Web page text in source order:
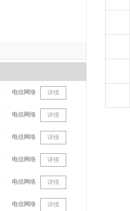
电信网络 详情
电信网络 详情
电信网络 详情
电信网络 详情
电信网络 详情
电信网络 详情